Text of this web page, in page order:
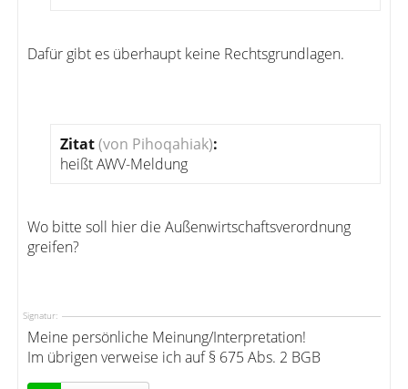
Dafür gibt es überhaupt keine Rechtsgrundlagen.
Zitat(von Pihoqahiak):
heißt AWV-Meldung
Wo bitte soll hier die Außenwirtschaftsverordnung
greifen?
Signatur:
Meine persönliche Meinung/Interpretation!
Im übrigen verweise ich auf § 675 Abs. 2 BGB